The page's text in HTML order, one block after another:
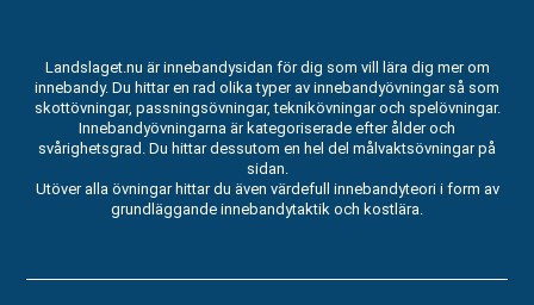
Landslaget.nu är innebandysidan för dig som vill lära dig mer om
innebandy. Du hittar en rad olika typer av innebandyövningar så som
skottövningar, passningsövningar, teknikövningar och spelövningar.
Innebandyövningarna är kategoriserade efter ålder och
svårighetsgrad. Du hittar dessutom en hel del målvaktsövningar på
sidan.
Utöver alla övningar hittar du även värdefull innebandyteori i form av
grundläggande innebandytaktik och kostlära.